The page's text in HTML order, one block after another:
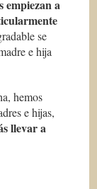
empiezan a
se
e hija
hemos
e hijas,
llevar a